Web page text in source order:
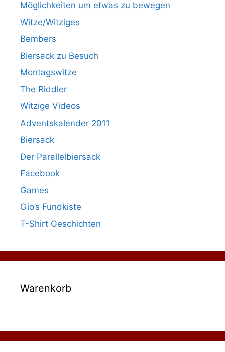
Möglichkeiten um etwas zu bewegen
Witze/Witziges
Bembers
Biersack zu Besuch
Montagswitze
The Riddler
Witzige Videos
Adventskalender 2011
Biersack
Der Parallelbiersack
Facebook
Games
Gio’s Fundkiste
T-Shirt Geschichten
Warenkorb